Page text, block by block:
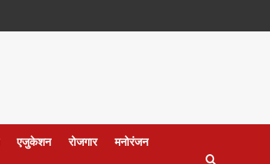
एजुकेशन रोजगार मनोरंजन